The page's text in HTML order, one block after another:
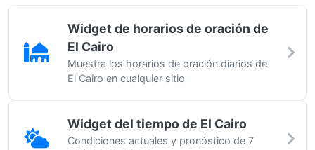
Widget de horarios de oración de
El Cairo
Muestra los horarios de oración diarios de
El Cairo en cualquier sitio
Widget del tiempo de El Cairo
Condiciones actuales y pronóstico de 7